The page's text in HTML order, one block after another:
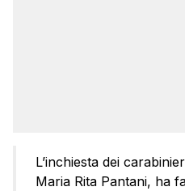
L’inchiesta dei
Maria Rita Pantani, ha